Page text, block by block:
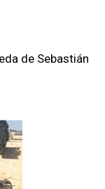
de Sebastián